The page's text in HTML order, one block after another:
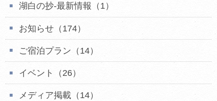
湖白の抄‐最新情報（1）
お知らせ（174）
ご宿泊プラン（14）
イベント（26）
メディア掲載（14）